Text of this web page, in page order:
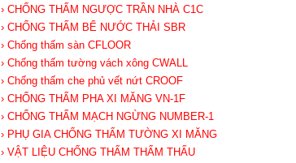
› CHỐNG THẤM NGƯỢC TRẦN NHÀ C1C
› CHỐNG THẤM BỂ NƯỚC THẢI SBR
› Chống thấm sàn CFLOOR
› Chống thấm tường vách xông CWALL
› Chống thấm che phủ vết nứt CROOF
› CHỐNG THẤM PHA XI MĂNG VN-1F
› CHỐNG THẤM MẠCH NGỪNG NUMBER-1
› PHỤ GIA CHỐNG THẤM TƯỜNG XI MĂNG
› VẬT LIỆU CHỐNG THẤM THẨM THẤU